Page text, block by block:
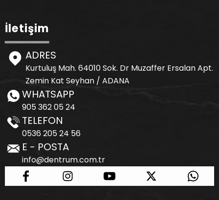
İletişim
ADRES
Kurtuluş Mah. 64010 Sok. Dr Muzaffer Ersalan Apt.
Zemin Kat Seyhan / ADANA
WHATSAPP
905 362 05 24
TELEFON
0536 205 24 56
E - POSTA
info@dentrum.com.tr